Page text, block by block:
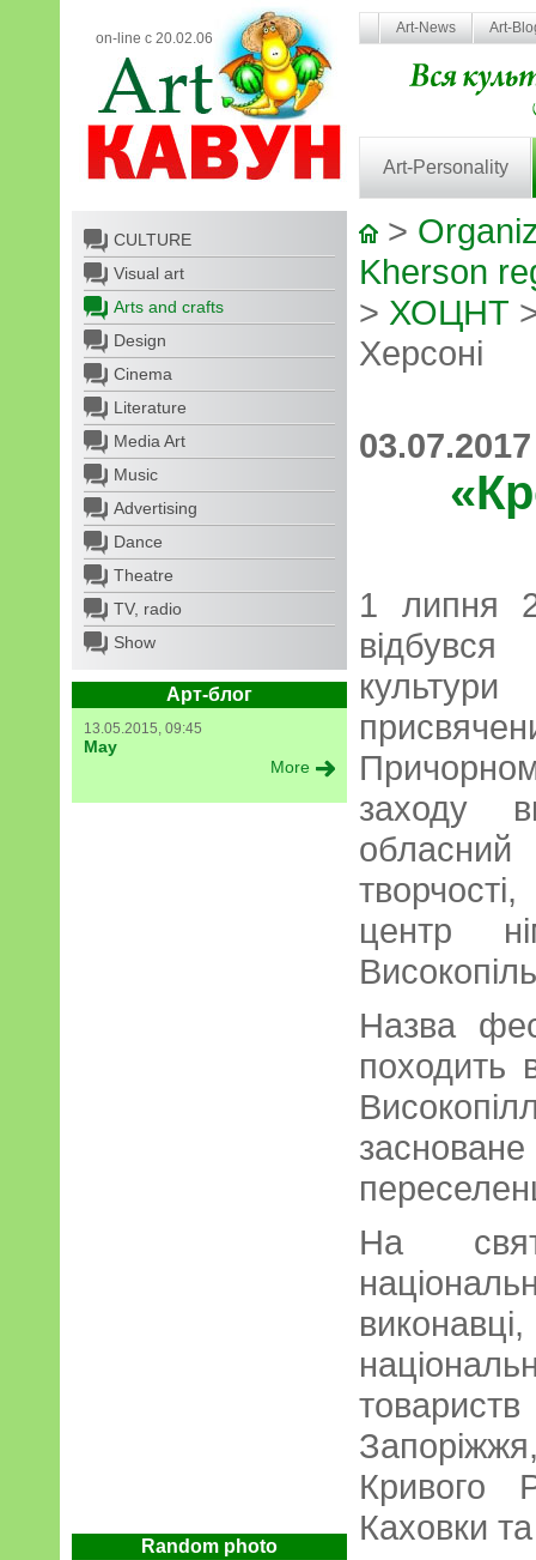
on-line с 20.02.06
Art-News Art-
Art-Personality
CULTURE
Visual art
Arts and crafts
Design
Cinema
Literature
Media Art
Music
Advertising
Dance
Theatre
TV, radio
Show
Арт-блог
13.05.2015, 09:45
May
More
Random photo
>
Kherson
> ХОЦНТ
Херсоні
1 липня
заходу
центр
Назва
походить
На
Кривого
Каховки